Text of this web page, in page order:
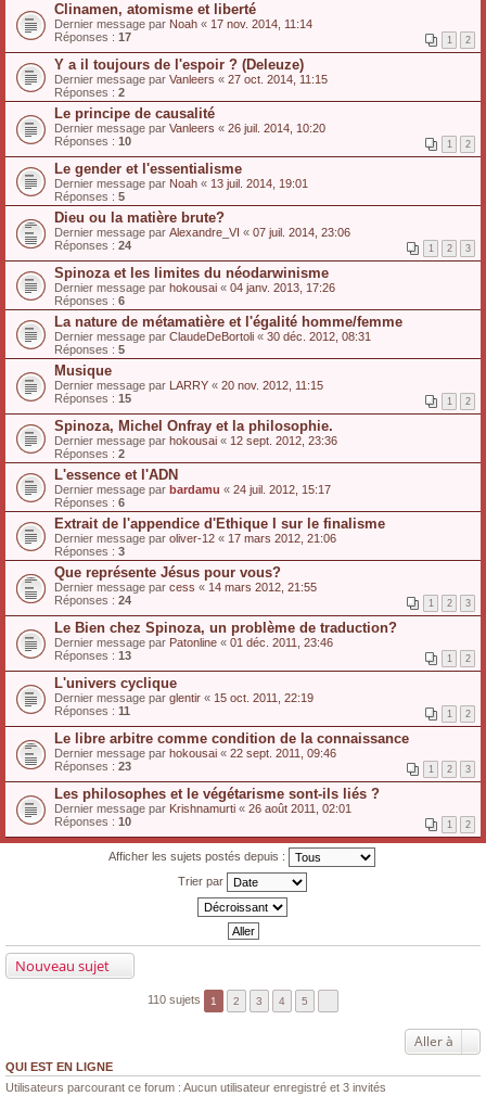
Clinamen, atomisme et liberté
Dernier message par Noah « 17 nov. 2014, 11:14
Réponses : 17 1 2
Y a il toujours de l'espoir ? (Deleuze)
Dernier message par Vanleers « 27 oct. 2014, 11:15
Réponses : 2
Le principe de causalité
Dernier message par Vanleers « 26 juil. 2014, 10:20
Réponses : 10 1 2
Le gender et l'essentialisme
Dernier message par Noah « 13 juil. 2014, 19:01
Réponses : 5
Dieu ou la matière brute?
Dernier message par Alexandre_VI « 07 juil. 2014, 23:06
Réponses : 24 1 2 3
Spinoza et les limites du néodarwinisme
Dernier message par hokousai « 04 janv. 2013, 17:26
Réponses : 6
La nature de métamatière et l'égalité homme/femme
Dernier message par ClaudeDeBortoli « 30 déc. 2012, 08:31
Réponses : 5
Musique
Dernier message par LARRY « 20 nov. 2012, 11:15
Réponses : 15 1 2
Spinoza, Michel Onfray et la philosophie.
Dernier message par hokousai « 12 sept. 2012, 23:36
Réponses : 2
L'essence et l'ADN
Dernier message par bardamu « 24 juil. 2012, 15:17
Réponses : 6
Extrait de l'appendice d'Ethique I sur le finalisme
Dernier message par oliver-12 « 17 mars 2012, 21:06
Réponses : 3
Que représente Jésus pour vous?
Dernier message par cess « 14 mars 2012, 21:55
Réponses : 24 1 2 3
Le Bien chez Spinoza, un problème de traduction?
Dernier message par Patonline « 01 déc. 2011, 23:46
Réponses : 13 1 2
L'univers cyclique
Dernier message par glentir « 15 oct. 2011, 22:19
Réponses : 11 1 2
Le libre arbitre comme condition de la connaissance
Dernier message par hokousai « 22 sept. 2011, 09:46
Réponses : 23 1 2 3
Les philosophes et le végétarisme sont-ils liés ?
Dernier message par Krishnamurti « 26 août 2011, 02:01
Réponses : 10 1 2
Afficher les sujets postés depuis :
Trier par
Nouveau sujet
110 sujets 1 2 3 4 5
Aller à
QUI EST EN LIGNE
Utilisateurs parcourant ce forum : Aucun utilisateur enregistré et 3 invités